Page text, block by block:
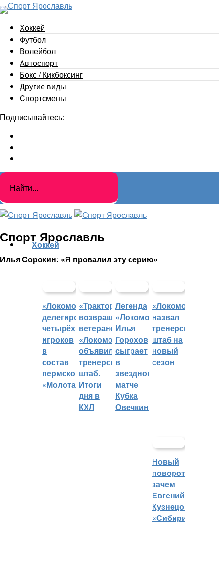
Хоккей
Футбол
Волейбол
Автоспорт
Бокс / Кикбоксинг
Другие виды
Cпортсмены
Подписывайтесь:
Спорт Ярославль
Илья Сорокин: «Я провалил эту серию»
Хоккей
«Локомотив»
делегировал
четырёх
игроков
в
состав
пермского
«Молота»
«Трактор»
возвращает
ветеранов,
«Локомотив»
объявил
тренерский
штаб.
Итоги
дня в
КХЛ
Легенда
«Локомотива»
Илья
Горохов
сыграет
в
звездном
матче
Кубка
Овечкина
«Локомотив»
назвал
тренерский
штаб на
новый
сезон
Новый
поворот:
зачем
Евгений
Кузнецов
«Сибири»?